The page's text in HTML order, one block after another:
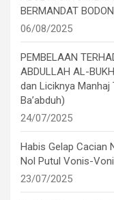
BERMANDAT
06/08/2025
PEMBELAAN
ABDULLAH AL-
dan Liciknya Manhaj
Ba’abduh)
24/07/2025
Habis Gelap Cacian
Nol Putul Vonis-
23/07/2025